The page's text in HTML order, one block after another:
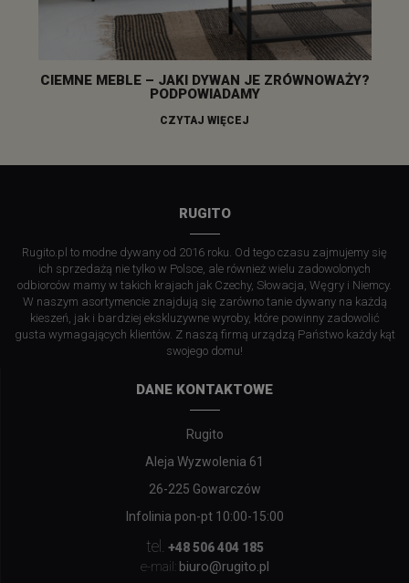
CIEMNE MEBLE – JAKI DYWAN JE ZRÓWNOWAŻY?
PODPOWIADAMY
CZYTAJ WIĘCEJ
RUGITO
Rugito.pl to modne dywany od 2016 roku. Od tego czasu zajmujemy się
ich sprzedażą nie tylko w Polsce, ale również wielu zadowolonych
odbiorców mamy w takich krajach jak Czechy, Słowacja, Węgry i Niemcy.
W naszym asortymencie znajdują się zarówno tanie dywany na każdą
kieszeń, jak i bardziej ekskluzywne wyroby, które powinny zadowolić
gusta wymagających klientów. Z naszą firmą urządzą Państwo każdy kąt
swojego domu!
DANE KONTAKTOWE
Rugito
Aleja Wyzwolenia 61
26-225 Gowarczów
Infolinia pon-pt 10:00-15:00
tel.
+48 506 404 185
e-mail: biuro@rugito.pl